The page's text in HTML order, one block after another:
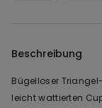
Beschreibung
Bügelloser
leicht wattierten